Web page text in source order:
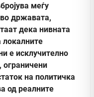
меѓу
државата,
дека нивната
локалните
е исклучително
ограничени
на политичка
од реалните